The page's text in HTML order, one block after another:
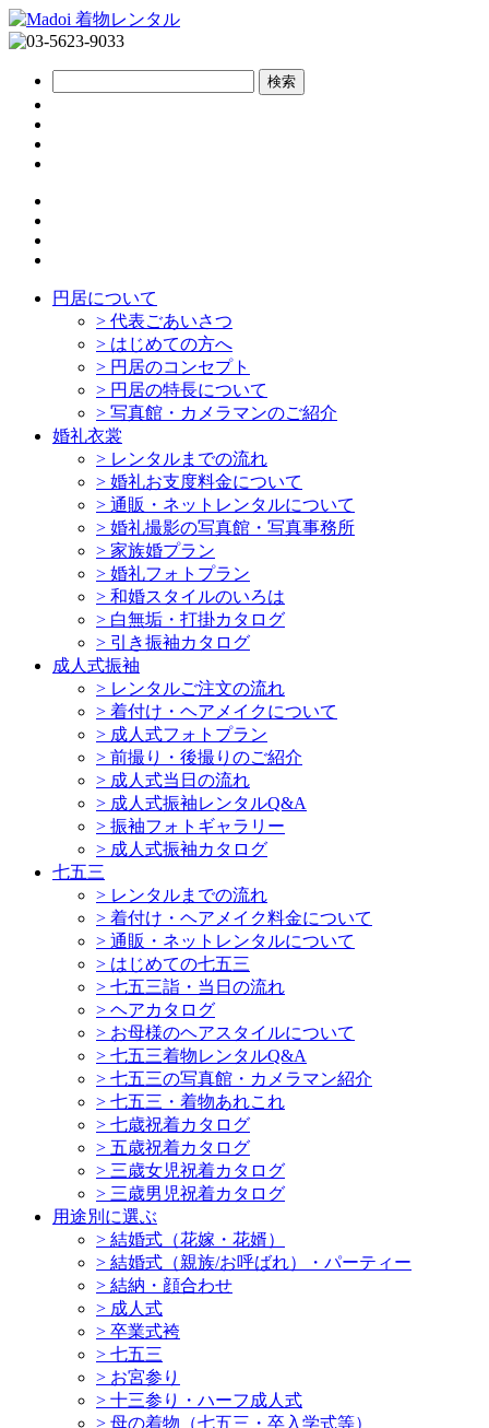
円居について
> 代表ごあいさつ
> はじめての方へ
> 円居のコンセプト
> 円居の特長について
> 写真館・カメラマンのご紹介
婚礼衣裳
> レンタルまでの流れ
> 婚礼お支度料金について
> 通販・ネットレンタルについて
> 婚礼撮影の写真館・写真事務所
> 家族婚プラン
> 婚礼フォトプラン
> 和婚スタイルのいろは
> 白無垢・打掛カタログ
> 引き振袖カタログ
成人式振袖
> レンタルご注文の流れ
> 着付け・ヘアメイクについて
> 成人式フォトプラン
> 前撮り・後撮りのご紹介
> 成人式当日の流れ
> 成人式振袖レンタルQ&A
> 振袖フォトギャラリー
> 成人式振袖カタログ
七五三
> レンタルまでの流れ
> 着付け・ヘアメイク料金について
> 通販・ネットレンタルについて
> はじめての七五三
> 七五三詣・当日の流れ
> ヘアカタログ
> お母様のヘアスタイルについて
> 七五三着物レンタルQ&A
> 七五三の写真館・カメラマン紹介
> 七五三・着物あれこれ
> 七歳祝着カタログ
> 五歳祝着カタログ
> 三歳女児祝着カタログ
> 三歳男児祝着カタログ
用途別に選ぶ
> 結婚式（花嫁・花婿）
> 結婚式（親族/お呼ばれ）・パーティー
> 結納・顔合わせ
> 成人式
> 卒業式袴
> 七五三
> お宮参り
> 十三参り・ハーフ成人式
> 母の着物（七五三・卒入学式等）